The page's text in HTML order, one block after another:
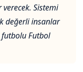
Sistemi
değerli insanlar
futbolu Futbol